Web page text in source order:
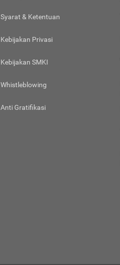
Syarat & Ketentuan
Kebijakan Privasi
Kebijakan SMKI
Whistleblowing
Anti Gratifikasi